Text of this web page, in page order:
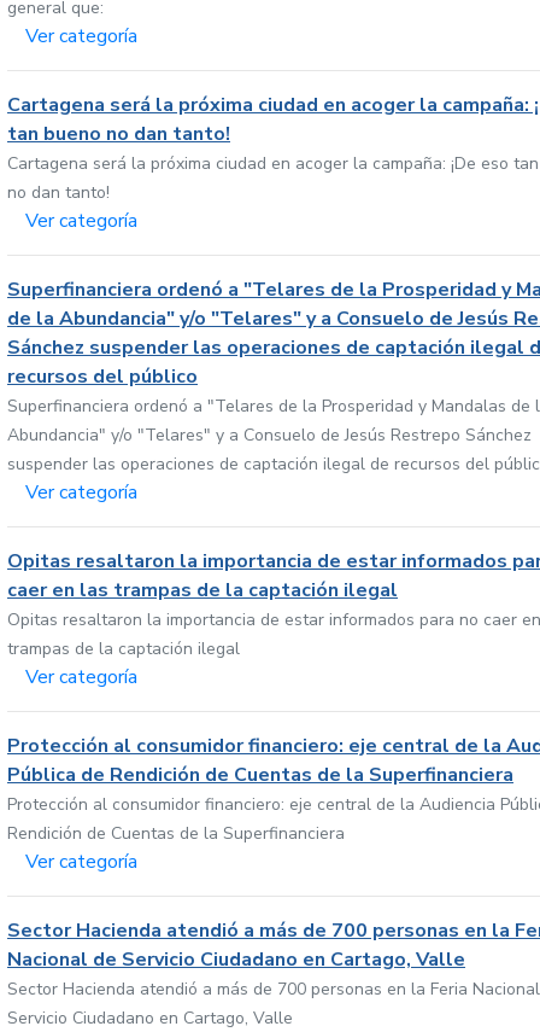
general que:
Ver categoría
Cartagena será la próxima ciudad en acoger la campaña:
tan bueno no dan tanto!
Cartagena será la próxima ciudad en acoger la campaña: ¡De eso
no dan tanto!
Ver categoría
Superfinanciera ordenó a "Telares de la Prosperidad y
de la Abundancia" y/o "Telares" y a Consuelo de Jesús
Sánchez suspender las operaciones de captación ilegal
recursos del público
Superfinanciera ordenó a "Telares de la Prosperidad y Mandalas de
Abundancia" y/o "Telares" y a Consuelo de Jesús Restrepo Sánchez
suspender las operaciones de captación ilegal de recursos del
Ver categoría
Opitas resaltaron la importancia de estar informados
caer en las trampas de la captación ilegal
Opitas resaltaron la importancia de estar informados para no caer
trampas de la captación ilegal
Ver categoría
Protección al consumidor financiero: eje central de la
Pública de Rendición de Cuentas de la Superfinanciera
Protección al consumidor financiero: eje central de la Audiencia
Rendición de Cuentas de la Superfinanciera
Ver categoría
Sector Hacienda atendió a más de 700 personas en la
Nacional de Servicio Ciudadano en Cartago, Valle
Sector Hacienda atendió a más de 700 personas en la Feria
Servicio Ciudadano en Cartago, Valle